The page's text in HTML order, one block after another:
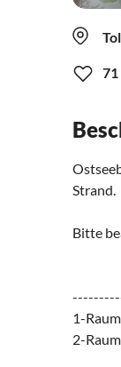
71
Strand.
Bitte
1-
2-